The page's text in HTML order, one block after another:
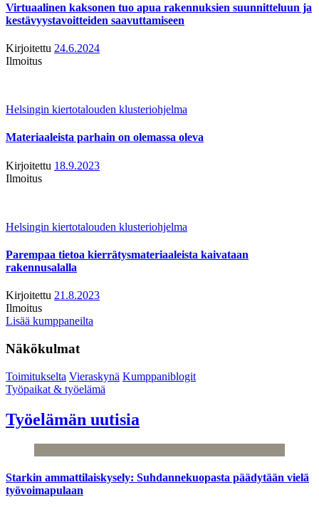
Virtuaalinen kaksonen tuo apua rakennuksien suunnitteluun ja
kestävyystavoitteiden saavuttamiseen
Kirjoitettu 24.6.2024
Ilmoitus
Helsingin kiertotalouden klusteriohjelma
Materiaaleista parhain on olemassa oleva
Kirjoitettu 18.9.2023
Ilmoitus
Helsingin kiertotalouden klusteriohjelma
Parempaa tietoa kierrätysmateriaaleista kaivataan
rakennusalalla
Kirjoitettu 21.8.2023
Ilmoitus
Lisää kumppaneilta
Näkökulmat
Toimitukselta Vieraskynä Kumppaniblogit
Työpaikat & työelämä
Työelämän uutisia
Starkin ammattilaiskysely: Suhdannekuopasta päädytään vielä
työvoimapulaan